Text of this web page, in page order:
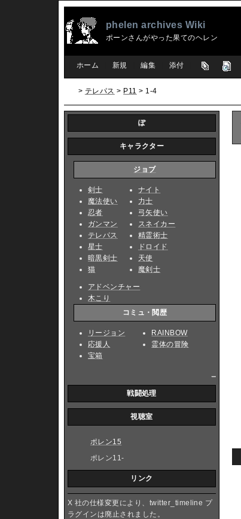
phelen archives Wiki
ポーンさんがやった果てのヘレン
ホーム 新規 編集 添付
> テレパス > P11 > 1-4
ぽ
キャラクター
ジョブ
剣士
魔法使い
忍者
ガンマン
テレパス
星士
暗黒剣士
猫
ナイト
力士
弓矢使い
スネイカー
精霊術士
ドロイド
天使
魔剣士
アドベンチャー
木こり
コミュ・閲歴
リージョン
応援人
宝箱
RAINBOW
霊体の冒険
戦闘処理
視聴室
ポレン15
ポレン11-
リンク
X 社の仕様変更により、twitter_timeline プ
ラグインは廃止されました。